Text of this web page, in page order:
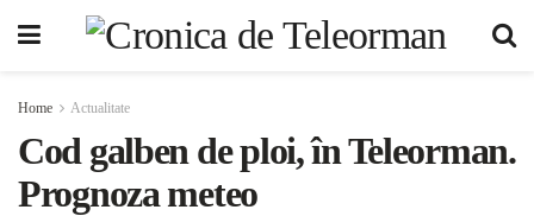
Home Actualitate
Cod galben de ploi, în Teleorman.
Prognoza meteo